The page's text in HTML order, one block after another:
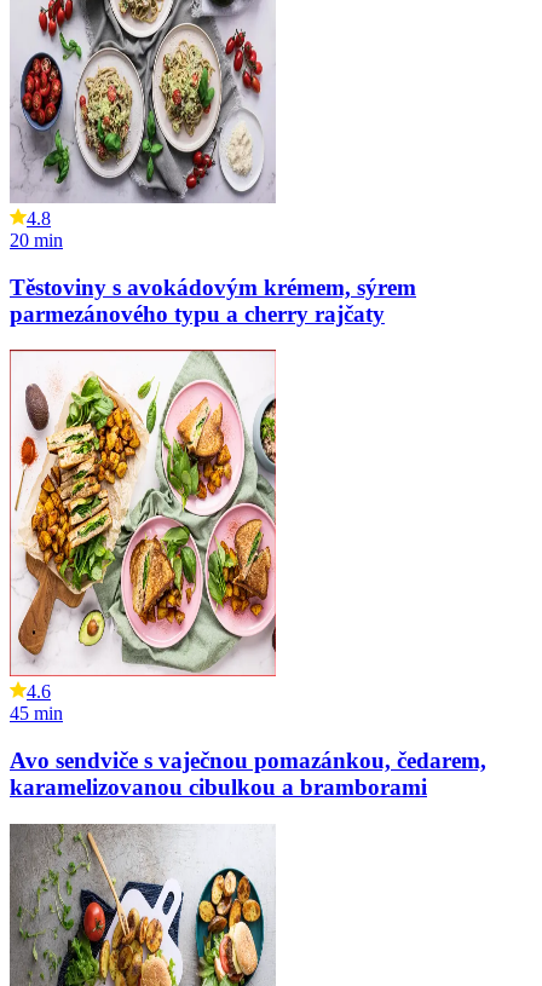
4.8
20 min
Těstoviny s avokádovým krémem, sýrem
parmezánového typu a cherry rajčaty
4.6
45 min
Avo sendviče s vaječnou pomazánkou, čedarem,
karamelizovanou cibulkou a bramborami